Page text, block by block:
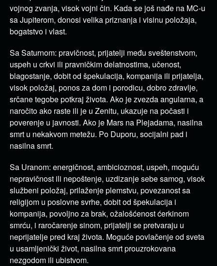
vojnog zvanja, visok vojni čin. Kada se još nađe na MC-u
sa Jupiterom, donosi velika priznanja i visinu položaja,
bogatstvo i vlast.
Sa Saturnom: pravičnost, prijatelji među sveštenstvom,
uspeh u crkvi ili pravničkim delatnostima, učenost,
blagostanje, dobit od špekulacija, kompanija ili prijatelja,
visok položaj, ponos za dom i porodicu, dobro zdravlje,
srčane tegobe potkraj života. Ako je zvezda angularna, a
naročito ako raste ili je u Zenitu, ukazuje na počasti i
poverenje u javnosti. Ako je Mars na Plejadama, nasilna
smrt u nekakvom metežu. Po Duporu, socijalni pad i
nasilna smrt.
Sa Uranom: energičnost, ambicioznost, uspeh, moguću
nepravičnost ili nepoštenje, uzdizanje sebe samog, visok
službeni položaj, prilaženje plemstvu, povezanost sa
religijom u poslovne svrhe, dobit od špekulacija i
kompanija, povoljno za brak, ožalošćenost ćerkinom
smrću, i raročarenje sinom, prijatelji se pretvaraju u
neprijatelje pred kraj života. Moguće povlačenje od sveta
u usamljenički život, nasilna smrt prouzrokovana
nezgodom ili ubistvom.